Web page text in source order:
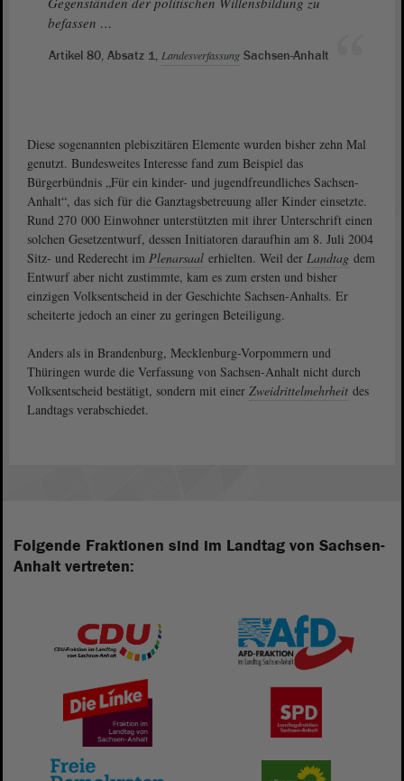
befassen …
Artikel 80, Absatz 1, Landesverfassung Sachsen-Anhalt
Diese sogenannten plebiszitären Elemente wurden bisher zehn Mal
genutzt. Bundesweites Interesse fand zum Beispiel das
Bürgerbündnis „Für ein kinder- und jugendfreundliches Sachsen-
Anhalt“, das sich für die Ganztagsbetreuung aller Kinder einsetzte.
Rund 270 000 Einwohner unterstützten mit ihrer Unterschrift einen
solchen Gesetzentwurf, dessen Initiatoren daraufhin am 8. Juli 2004
Sitz- und Rederecht im Plenarsaal erhielten. Weil der Landtag dem
Entwurf aber nicht zustimmte, kam es zum ersten und bisher
einzigen Volksentscheid in der Geschichte Sachsen-Anhalts. Er
scheiterte jedoch an einer zu geringen Beteiligung.
Anders als in Brandenburg, Mecklenburg-Vorpommern und
Thüringen wurde die Verfassung von Sachsen-Anhalt nicht durch
Volksentscheid bestätigt, sondern mit einer Zweidrittelmehrheit des
Landtags verabschiedet.
Folgende Fraktionen sind im Landtag von Sachsen-
Anhalt vertreten: